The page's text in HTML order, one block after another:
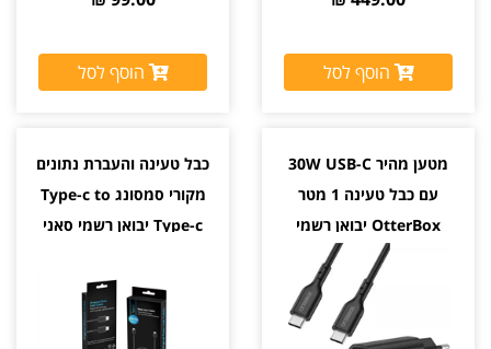
הוסף לסל הוסף לסל
מטען מהיר 30W USB-C
עם כבל טעינה 1 מטר
OtterBox יבואן רשמי
כבל טעינה והעברת נתונים
מקורי סמסונג Type-c to
Type-c יבואן רשמי סאני